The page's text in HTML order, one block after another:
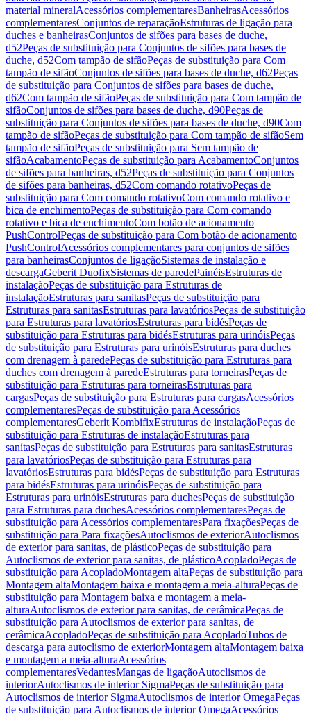
material mineralAcessórios complementaresBanheirasAcessórios
complementaresConjuntos de reparaçãoEstruturas de ligação para
duches e banheirasConjuntos de sifões para bases de duche,
d52Peças de substituição para Conjuntos de sifões para bases de
duche, d52Com tampão de sifãoPeças de substituição para Com
tampão de sifãoConjuntos de sifões para bases de duche, d62Peças
de substituição para Conjuntos de sifões para bases de duche,
d62Com tampão de sifãoPeças de substituição para Com tampão de
sifãoConjuntos de sifões para bases de duche, d90Peças de
substituição para Conjuntos de sifões para bases de duche, d90Com
tampão de sifãoPeças de substituição para Com tampão de sifãoSem
tampão de sifãoPeças de substituição para Sem tampão de
sifãoAcabamentoPeças de substituição para AcabamentoConjuntos
de sifões para banheiras, d52Peças de substituição para Conjuntos
de sifões para banheiras, d52Com comando rotativoPeças de
substituição para Com comando rotativoCom comando rotativo e
bica de enchimentoPeças de substituição para Com comando
rotativo e bica de enchimentoCom botão de acionamento
PushControlPeças de substituição para Com botão de acionamento
PushControlAcessórios complementares para conjuntos de sifões
para banheirasConjuntos de ligaçãoSistemas de instalação e
descargaGeberit DuofixSistemas de paredePainéisEstruturas de
instalaçãoPeças de substituição para Estruturas de
instalaçãoEstruturas para sanitasPeças de substituição para
Estruturas para sanitasEstruturas para lavatóriosPeças de substituição
para Estruturas para lavatóriosEstruturas para bidésPeças de
substituição para Estruturas para bidésEstruturas para urinóisPeças
de substituição para Estruturas para urinóisEstruturas para duches
com drenagem à paredePeças de substituição para Estruturas para
duches com drenagem à paredeEstruturas para torneirasPeças de
substituição para Estruturas para torneirasEstruturas para
cargasPeças de substituição para Estruturas para cargasAcessórios
complementaresPeças de substituição para Acessórios
complementaresGeberit KombifixEstruturas de instalaçãoPeças de
substituição para Estruturas de instalaçãoEstruturas para
sanitasPeças de substituição para Estruturas para sanitasEstruturas
para lavatóriosPeças de substituição para Estruturas para
lavatóriosEstruturas para bidésPeças de substituição para Estruturas
para bidésEstruturas para urinóisPeças de substituição para
Estruturas para urinóisEstruturas para duchesPeças de substituição
para Estruturas para duchesAcessórios complementaresPeças de
substituição para Acessórios complementaresPara fixaçõesPeças de
substituição para Para fixaçõesAutoclismos de exteriorAutoclismos
de exterior para sanitas, de plásticoPeças de substituição para
Autoclismos de exterior para sanitas, de plásticoAcopladoPeças de
substituição para AcopladoMontagem altaPeças de substituição para
Montagem altaMontagem baixa e montagem a meia-alturaPeças de
substituição para Montagem baixa e montagem a meia-
alturaAutoclismos de exterior para sanitas, de cerâmicaPeças de
substituição para Autoclismos de exterior para sanitas, de
cerâmicaAcopladoPeças de substituição para AcopladoTubos de
descarga para autoclismo de exteriorMontagem altaMontagem baixa
e montagem a meia-alturaAcessórios
complementaresVedantesMangas de ligaçãoAutoclismos de
interiorAutoclismos de interior SigmaPeças de substituição para
Autoclismos de interior SigmaAutoclismos de interior OmegaPeças
de substituição para Autoclismos de interior OmegaAcessórios